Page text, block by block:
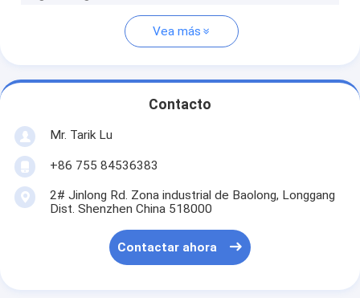
Vea más
Contacto
Mr. Tarik Lu
+86 755 84536383
2# Jinlong Rd. Zona industrial de Baolong, Longgang
Dist. Shenzhen China 518000
Contactar ahora